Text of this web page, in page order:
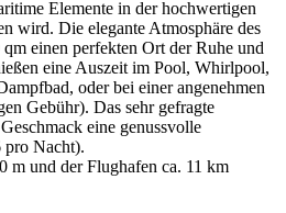
Elemente in der hochwertigen
wird. Die elegante Atmosphäre des
einen perfekten Ort der Ruhe und
eine Auszeit im Pool, Whirlpool,
oder bei einer angenehmen
Gebühr). Das sehr gefragte
eine genussvolle
pro Nacht).
m und der Flughafen ca. 11 km